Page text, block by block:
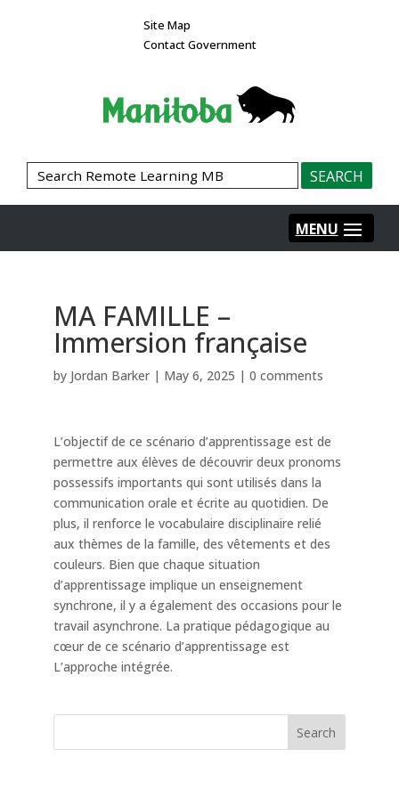
Site Map
Contact Government
MA FAMILLE –
Immersion française
by Jordan Barker| May 6, 2025 | 0 comments
L’objectif de ce scénario d’apprentissage est de
permettre aux élèves de découvrir deux pronoms
possessifs importants qui sont utilisés dans la
communication orale et écrite au quotidien. De
plus, il renforce le vocabulaire disciplinaire relié
aux thèmes de la famille, des vêtements et des
couleurs. Bien que chaque situation
d’apprentissage implique un enseignement
synchrone, il y a également des occasions pour le
travail asynchrone. La pratique pédagogique au
cœur de ce scénario d’apprentissage est
L’approche intégrée.
Search